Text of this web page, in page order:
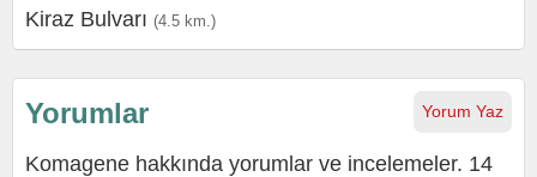
Kiraz Bulvarı (4.5 km.)
Yorum Yaz
Yorumlar
Komagene hakkında yorumlar ve incelemeler. 14